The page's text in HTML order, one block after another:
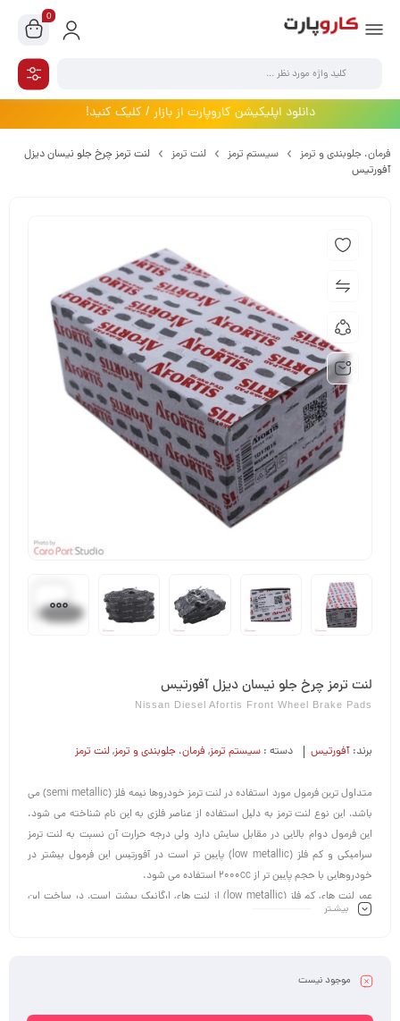
0
دانلود اپلیکیشن کاروپارت از بازار / کلیک کنید!
فرمان،‌ جلوبندی و ترمز سیستم ترمز لنت ترمز
لنت ترمز چرخ جلو نیسان دیزل
آفورتیس
لنت ترمز چرخ جلو نیسان دیزل آفورتیس
Nissan Diesel Afortis Front Wheel Brake Pads
برند: آفورتیس دسته : سیستم ترمز, فرمان،‌ جلوبندی و ترمز,لنت ترمز
ﻣﺘﺪاول ﺗﺮﯾﻦ ﻓﺮﻣﻮل ﻣﻮرد اﺳﺘﻔﺎده در ﻟﻨﺖ ﺗﺮﻣﺰ ﺧﻮدروﻫﺎ ﻧﯿﻤﻪ ﻓﻠﺰ (semi metallic) ﻣﻰ
ﺑﺎﺷﺪ، اﯾﻦ ﻧﻮع ﻟﻨﺖ ﺗﺮﻣﺰ ﺑﻪ دﻟﯿﻞ اﺳﺘﻔﺎده از ﻋﻨﺎﺻﺮ ﻓﻠﺰى ﺑﻪ اﯾﻦ ﻧﺎم ﺷﻨﺎﺧﺘﻪ ﻣﻰ ﺷﻮد.
اﯾﻦ ﻓﺮﻣﻮل دوام ﺑﺎﻻﯾﻰ در ﻣﻘﺎﺑﻞ ﺳﺎﯾﺶ دارد وﻟﻰ درﺟﻪ ﺣﺮارت آن ﻧﺴﺒﺖ ﺑﻪ ﻟﻨﺖ ﺗﺮﻣﺰ
ﺳﺮاﻣﯿﮑﻰ و ﮐﻢ ﻓﻠﺰ (low metallic) ﭘﺎﯾﯿﻦ ﺗﺮ اﺳﺖ در آﻓﻮرﺗﯿﺲ اﯾﻦ ﻓﺮﻣﻮل ﺑﯿﺸﺘﺮ در
ﺧﻮدروﻫﺎﯾﻰ ﺑﺎ ﺣﺠﻢ ﭘﺎﯾﯿﻦ ﺗﺮ از 2000cc اﺳﺘﻔﺎده ﻣﻰ ﺷﻮد.
عمر ﻟﻨﺖ ﻫﺎى ﮐﻢ ﻓﻠﺰ (low metallic) از ﻟﻨﺖ ﻫﺎى ارﮔﺎﻧﯿﮏ ﺑﯿﺸﺘﺮ اﺳﺖ، در ﺳﺎﺧﺖ اﯾﻦ
ﻟﻨﺖ ﻫﺎ از ﻓﻠﺰ ﻧﺮم اﺳﺘﻔﺎده ﺷﺪه ﺗﺎ از ﺻﺪا ﺟﻠﻮﮔﯿﺮى و ﻗﺪرت ﺗﺮﻣﺰ ﮔﯿﺮى ﻣﻨﺎﺳﺒﻰ داﺷﺘﻪ
بیشـتر
موجود نیست